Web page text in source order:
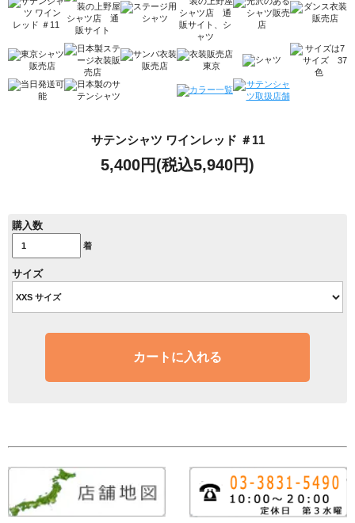
サテンシャツ ワインレッド ＃11
5,400円(税込5,940円)
購入数
着
サイズ
カートに入れる